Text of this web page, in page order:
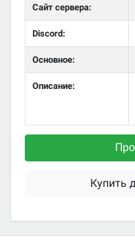
Сайт сервера:
Discord:
Основное:
Описание:
Купить